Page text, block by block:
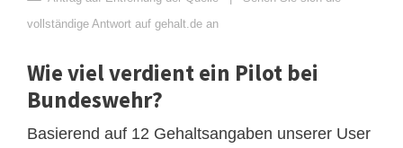
vollständige Antwort auf gehalt.de an
Wie viel verdient ein Pilot bei
Bundeswehr?
Basierend auf 12 Gehaltsangaben unserer User